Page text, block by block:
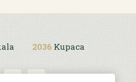
2036 Kupaca